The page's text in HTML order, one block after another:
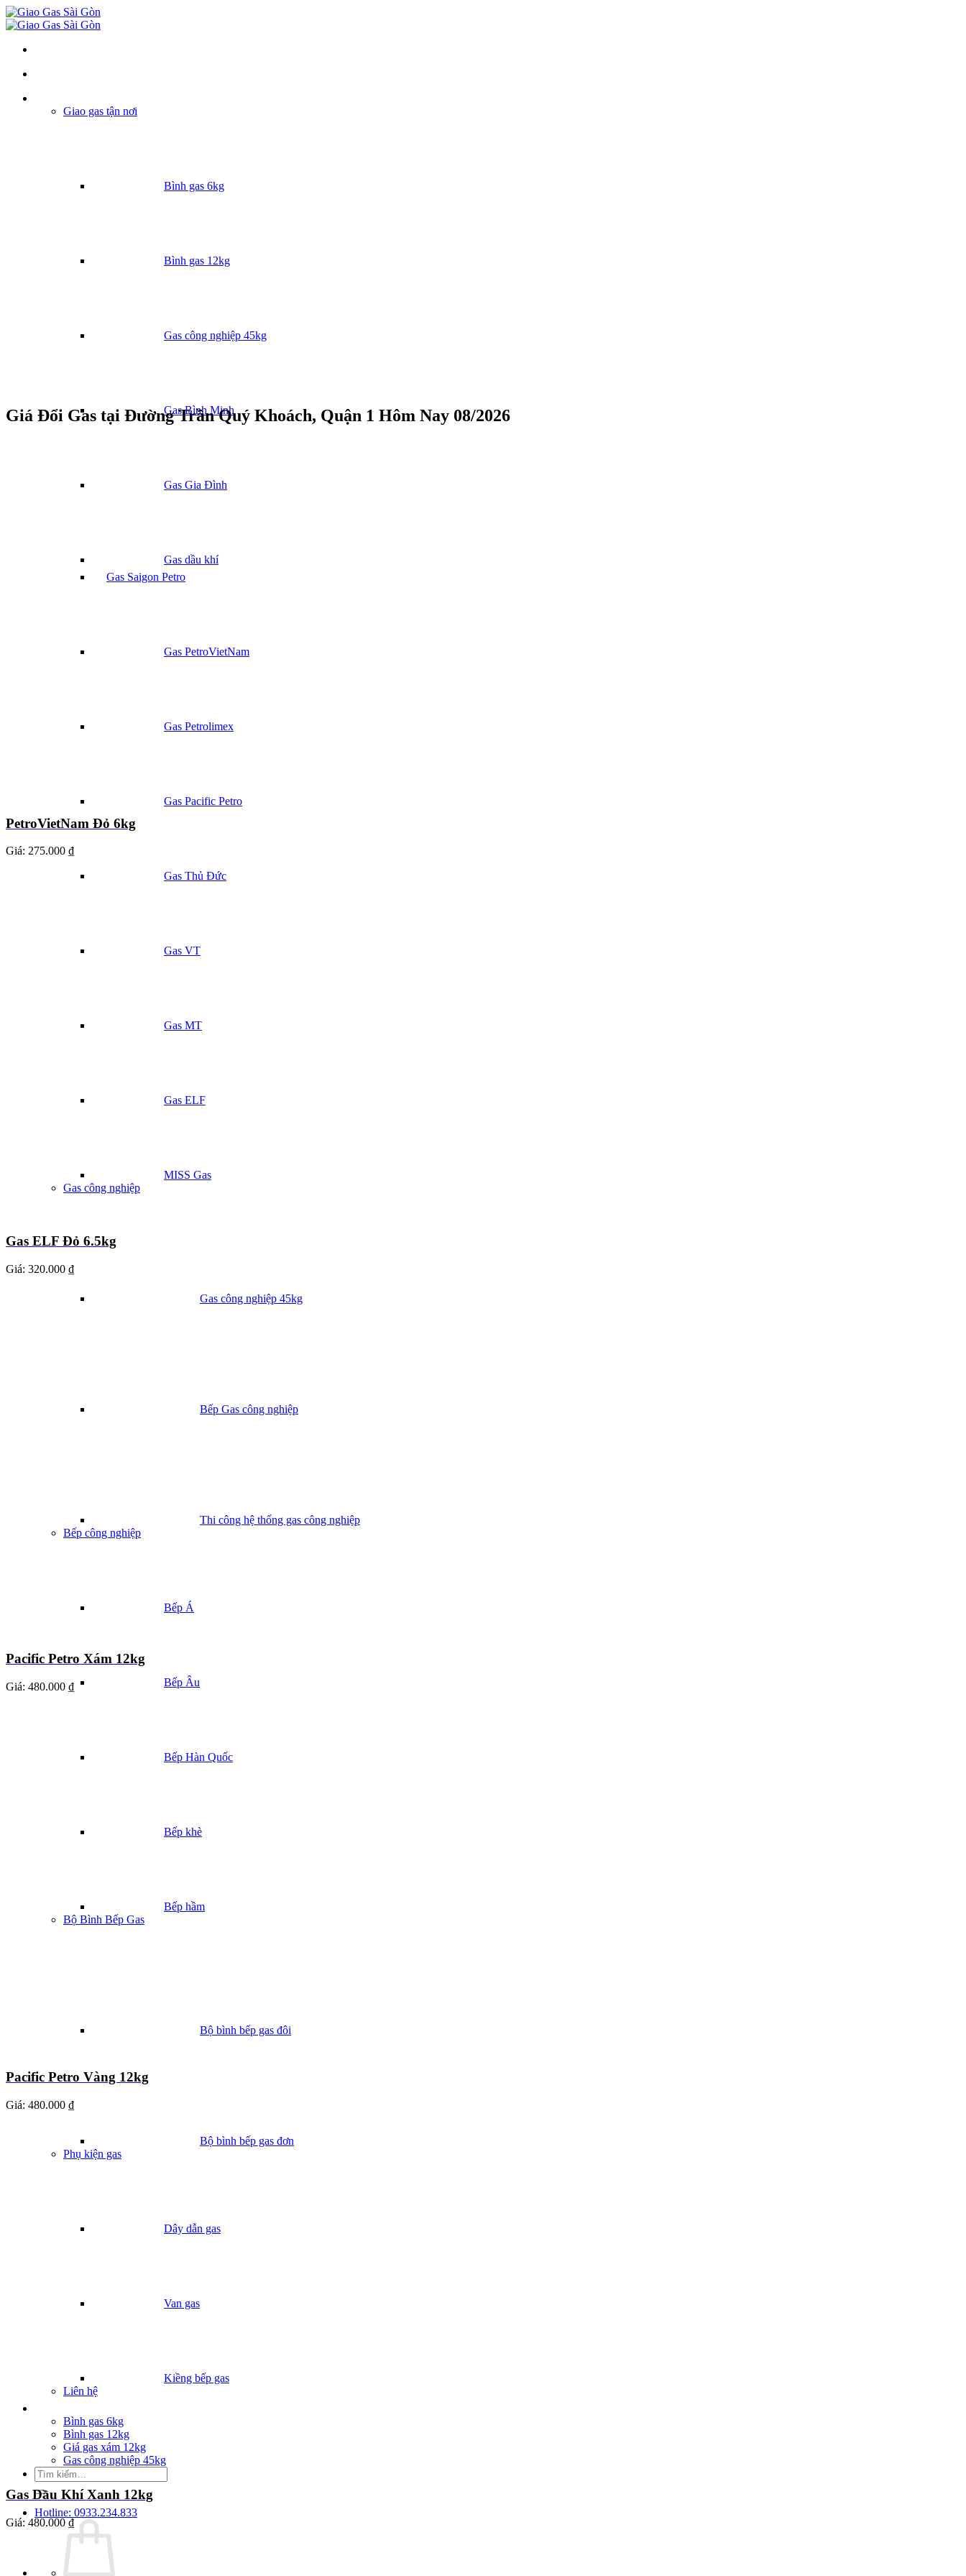
Giao gas tận nơi
Bình gas 6kg
Bình gas 12kg
Gas công nghiệp 45kg
Gas Bình Minh
Gas Gia Đình
Gas dầu khí
Gas Saigon Petro
Gas PetroVietNam
Gas Petrolimex
Gas Pacific Petro
Gas Thủ Đức
Gas VT
Gas MT
Gas ELF
MISS Gas
Gas công nghiệp
Gas công nghiệp 45kg
Bếp Gas công nghiệp
Thi công hệ thống gas công nghiệp
Bếp công nghiệp
Bếp Á
Bếp Âu
Bếp Hàn Quốc
Bếp khè
Bếp hầm
Bộ Bình Bếp Gas
Bộ bình bếp gas đôi
Bộ bình bếp gas đơn
Phụ kiện gas
Dây dẫn gas
Van gas
Kiềng bếp gas
Liên hệ
Bình gas 6kg
Bình gas 12kg
Giá gas xám 12kg
Gas công nghiệp 45kg
Tìm
kiếm:
Hotline: 0933.234.833
Giá Đổi Gas tại Đường Trần Quý Khoách, Quận 1 Hôm Nay 08/2026
PetroVietNam Đỏ 6kg
Giá: 275.000 ₫
Gas ELF Đỏ 6.5kg
Giá: 320.000 ₫
Pacific Petro Xám 12kg
Giá: 480.000 ₫
Pacific Petro Vàng 12kg
Giá: 480.000 ₫
Gas Dầu Khí Xanh 12kg
Giá: 480.000 ₫